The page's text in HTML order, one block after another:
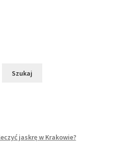
Szukaj
jaskrę w Krakowie?